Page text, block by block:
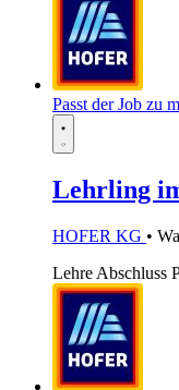
Passt der Job zu
Lehrling
HOFER KG •
Lehre Abschluss